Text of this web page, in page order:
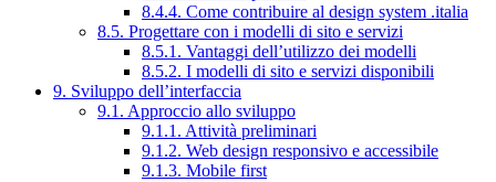
8.4.4. Come contribuire al design system .italia
8.5. Progettare con i modelli di sito e servizi
8.5.1. Vantaggi dell’utilizzo dei modelli
8.5.2. I modelli di sito e servizi disponibili
9. Sviluppo dell’interfaccia
9.1. Approccio allo sviluppo
9.1.1. Attività preliminari
9.1.2. Web design responsivo e accessibile
9.1.3. Mobile first